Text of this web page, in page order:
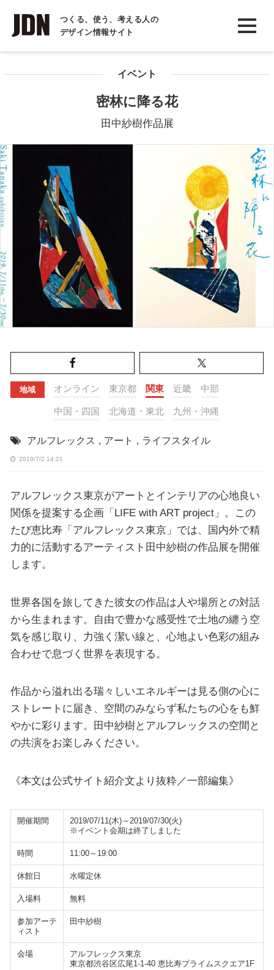
つくる、使う、考える人の
デザイン情報サイト
INTERVIEW
インタビュー
イベント
密林に降る花
田中紗樹作品展
地域 オンライン 東京都 関東 近畿 中部
中国・四国 北海道・東北 九州・沖縄
アルフレックス , アート , ライフスタイル
2019/7/2 14:21
アルフレックス東京がアートとインテリアの心地良い
関係を提案する企画「LIFE with ART project」。この
たび恵比寿「アルフレックス東京」では、国内外で精
力的に活動するアーティスト田中紗樹の作品展を開催
します。
世界各国を旅してきた彼女の作品は人や場所との対話
から生まれます。自由で豊かな感受性で土地の纏う空
気を感じ取り、力強く潔い線と、心地よい色彩の組み
合わせで息づく世界を表現する。
作品から溢れ出る瑞々しいエネルギーは見る側の心に
ストレートに届き、空間のみならず私たちの心をも鮮
やかに彩ります。田中紗樹とアルフレックスの空間と
の共演をお楽しみください。
《本文は公式サイト紹介文より抜粋／一部編集》
開催期間
2019/07/11(木)～2019/07/30(火)
※イベント会期は終了しました
時間 11:00～19:00
休館日 水曜定休
入場料 無料
参加アーテ
ィスト
田中紗樹
会場
アルフレックス東京
東京都渋谷区広尾1-1-40 恵比寿プライムスクエア1F